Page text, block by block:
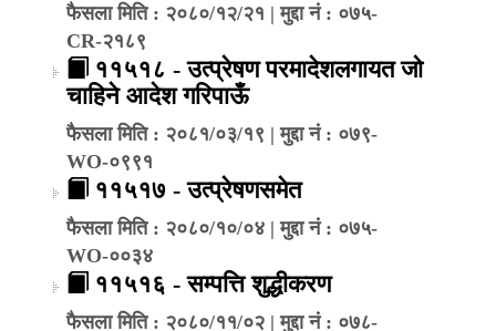
फैसला मिति : २०८०/१२/२१ | मुद्दा नं : ०७५-
CR-२१८९
११५१८ - उत्प्रेषण परमादेशलगायत जो
चाहिने आदेश गरिपाऊँ
फैसला मिति : २०८१/०३/१९ | मुद्दा नं : ०७९-
WO-०९९१
११५१७ - उत्प्रेषणसमेत
फैसला मिति : २०८०/१०/०४ | मुद्दा नं : ०७५-
WO-००३४
११५१६ - सम्पत्ति शुद्धीकरण
फैसला मिति : २०८०/११/०२ | मुद्दा नं : ०७८-